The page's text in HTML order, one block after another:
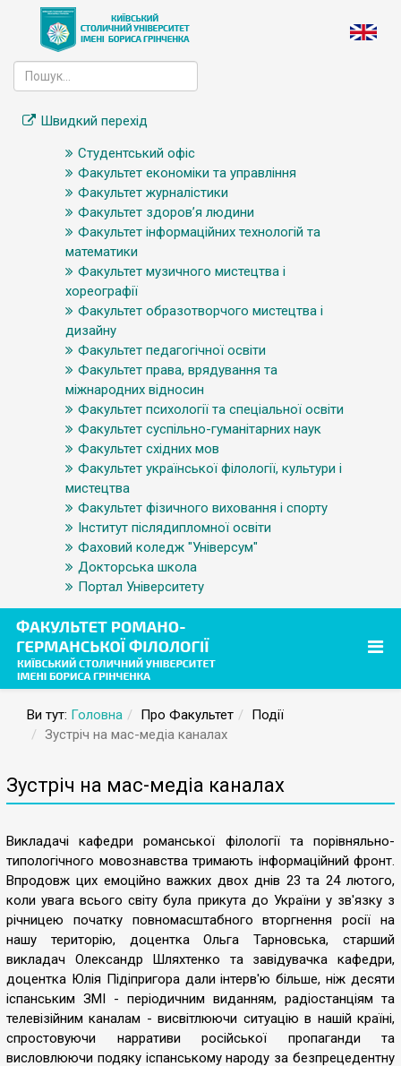
Швидкий перехід
Студентський офіс
Факультет економіки та управління
Факультет журналістики
Факультет здоров’я людини
Факультет інформаційних технологій та
математики
Факультет музичного мистецтва і
хореографії
Факультет образотворчого мистецтва і
дизайну
Факультет педагогічної освіти
Факультет права, врядування та
міжнародних відносин
Факультет психології та спеціальної освіти
Факультет суспільно-гуманітарних наук
Факультет східних мов
Факультет української філології, культури і
мистецтва
Факультет фізичного виховання і спорту
Інститут післядипломної освіти
Фаховий коледж "Універсум"
Докторська школа
Портал Університету
Ви тут: Головна Про Факультет
Події
Зустріч на мас-медіа каналах
Зустріч на мас-медіа каналах
Викладачі кафедри романської філології та порівняльно-
типологічного мовознавства тримають інформаційний фронт.
Впродовж цих емоційно важких двох днів 23 та 24 лютого,
коли увага всього світу була прикута до України у зв'язку з
річницею початку повномасштабного вторгнення росії на
нашу територію, доцентка Ольга Тарновська, старший
викладач Олександр Шляхтенко та завідувачка кафедри,
доцентка Юлія Підіпригора дали інтерв'ю більше, ніж десяти
іспанським ЗМІ - періодичним виданням, радіостанціям та
телевізійним каналам - висвітлюючи ситуацію в нашій країні,
спростовуючи нарративи російської пропаганди та
висловлюючи подяку іспанському народу за безпрецедентну